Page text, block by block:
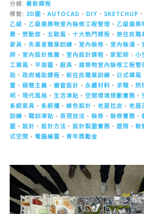
分類: 最新課程
標籤: 3D圖 、 AUTOCAD 、 DIY 、 SKETCHUP 、
乙級 、 乙級建築物室內裝修工程管理 、 乙級建築
費 、 勞動部 、 北歐風 、 十大熱門課程 、 原住民職
家具 、 失業者職業訓練 、 室內裝修 、 室內裝潢 、
師 、 室內設計推薦 、 室內設計課程 、 家配師 、 小
工業風 、 平面圖 、 廚具 、 建築物室內裝修工程管
助 、 政府補助課程 、 新住民職業訓練 、 日式禪風
置 、 極簡主義 、 櫥窗設計 、 永續材料 、 求職 、 烘
明 、 現代風格 、 生活津貼 、 空間環境規劃實務 、
系統家具 、 系統櫃 、 綠色設計 、 老屋拉皮 、 老屋
訓練 、 職訓津貼 、 表現技法 、 裝修 、 裝修實務 、
圖 、 設計 、 設計方法 、 設計製圖實務 、 證照 、 軟
式空間 、 電腦繪圖 、 青年獎勵金